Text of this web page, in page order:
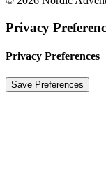
Privacy
Privacy Preferences